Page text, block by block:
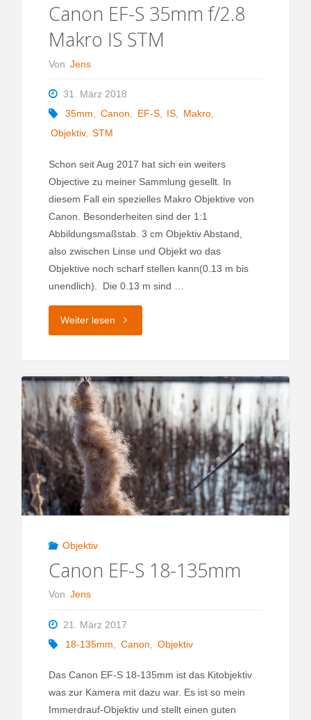
Teiche"
Canon EF-S 35mm f/2.8
Makro IS STM
Von Jens
31. März 2018
35mm, Canon, EF-S, IS, Makro,
Objektiv, STM
Schon seit Aug 2017 hat sich ein weiters
Objective zu meiner Sammlung gesellt. In
diesem Fall ein spezielles Makro Objektive von
Canon. Besonderheiten sind der 1:1
Abbildungsmaßstab. 3 cm Objektiv Abstand,
also zwischen Linse und Objekt wo das
Objektive noch scharf stellen kann(0.13 m bis
unendlich). Die 0.13 m sind …
Weiter lesen"Canon
S
35mm
f/2.8
Makro
IS
Objektiv
Canon EF-S 18-135mm
Von Jens
21. März 2017
18-135mm
Canon Objektiv
Das Canon EF-S 18-135mm ist das Kitobjektiv
was zur Kamera mit dazu war. Es ist so mein
Immerdrauf-Objektiv und stellt einen guten